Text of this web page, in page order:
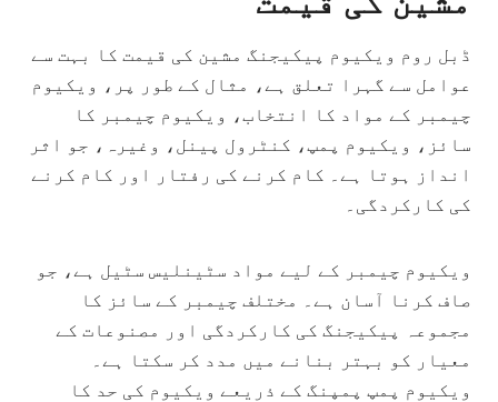
ڈبل روم ویکیوم پیکیجنگ مشین کی قیمت کا بہت سے
عوامل سے گہرا تعلق ہے، مثال کے طور پر، ویکیوم
چیمبر کے مواد کا انتخاب، ویکیوم چیمبر کا
سائز، ویکیوم پمپ، کنٹرول پینل، وغیرہ، جو اثر
انداز ہوتا ہے۔ کام کرنے کی رفتار اور کام کرنے
کی کارکردگی۔
ویکیوم چیمبر کے لیے مواد سٹینلیس سٹیل ہے، جو
صاف کرنا آسان ہے۔ مختلف چیمبر کے سائز کا
مجموعہ پیکیجنگ کی کارکردگی اور مصنوعات کے
معیار کو بہتر بنانے میں مدد کر سکتا ہے۔
ویکیوم پمپ پمپنگ کے ذریعے ویکیوم کی حد کا